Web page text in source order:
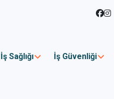
İş Sağlığı İş Güvenliği